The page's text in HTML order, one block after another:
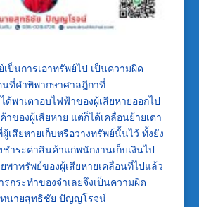
ป็นการเอาทรัพย์ไป เป็นความผิด
นที่คำพิพากษาศาลฎีกาที่
ด้พาเตาอบไฟฟ้าของผู้เสียหายออกไป
ของผู้เสียหาย แต่ก็ได้เคลื่อนย้ายเตา
เสียหายเก็บหรือวางทรัพย์นั้นไว้ ทั้งยัง
ำระค่าสินค้าแก่พนักงานเก็บเงินไป
พาทรัพย์ของผู้เสียหายเคลื่อนที่ไปแล้ว
กระทำของจำเลยจึงเป็นความผิด
ทนายสุทธิชัย ปัญญโรจน์